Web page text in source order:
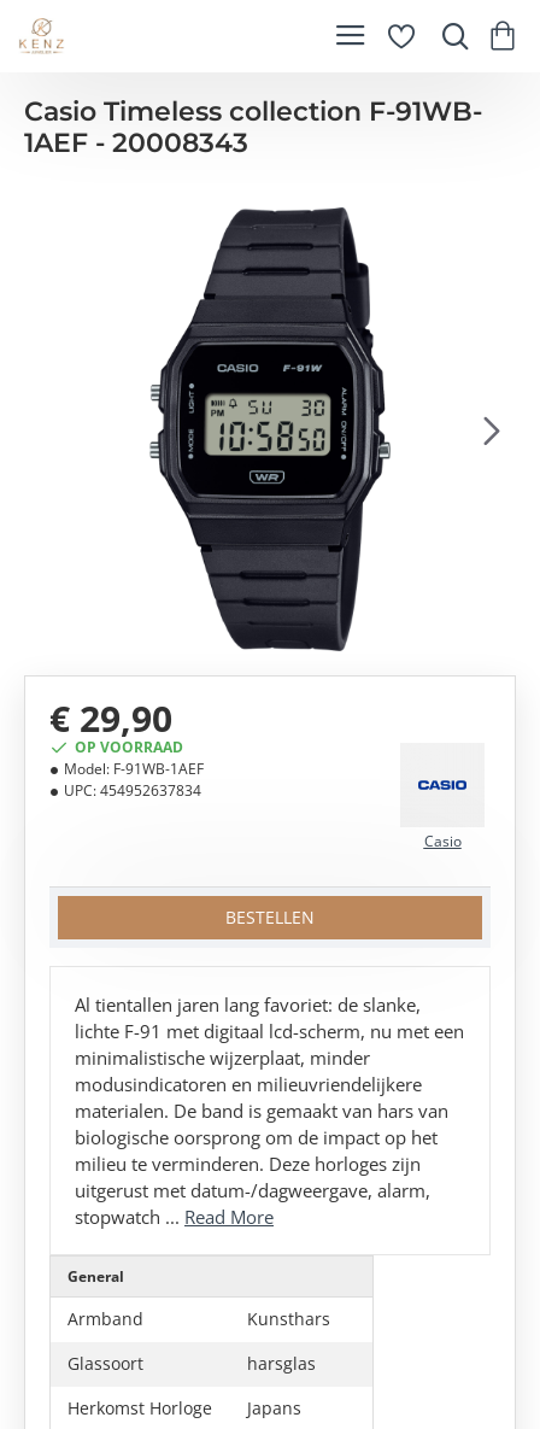
Casio Timeless collection F-91WB-
1AEF - 20008343
OP VOORRAAD
Model: F-91WB-1AEF
UPC:454952637834
Casio
€ 29,90
BESTELLEN
Al tientallen jaren lang favoriet: de slanke,
lichte F-91 met digitaal lcd-scherm, nu met een
minimalistische wijzerplaat, minder
modusindicatoren en milieuvriendelijkere
materialen. De band is gemaakt van hars van
biologische oorsprong om de impact op het
milieu te verminderen. Deze horloges zijn
uitgerust met datum-/dagweergave, alarm,
stopwatch ... Read More
General
Armband
Kunsthars
Glassoort
harsglas
Herkomst Horloge
Japans